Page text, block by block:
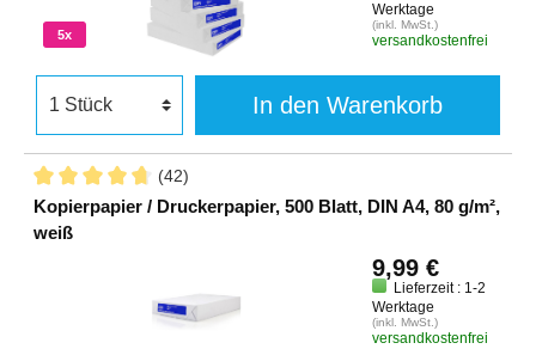
5x
Werktage
(inkl. MwSt.)
versandkostenfrei
In den Warenkorb
(42)
Kopierpapier / Druckerpapier, 500 Blatt, DIN A4, 80 g/m²,
weiß
9,99 €
Lieferzeit : 1-2
Werktage
(inkl. MwSt.)
versandkostenfrei